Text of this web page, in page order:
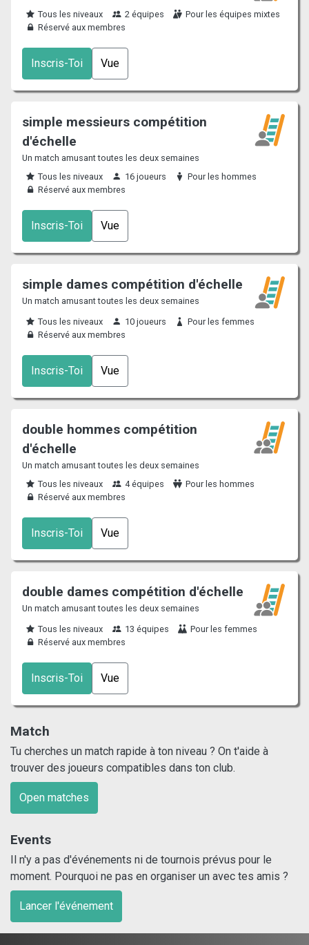
Tous les niveaux
2 équipes
Pour les équipes mixtes
Réservé aux membres
Inscris-Toi Vue
simple messieurs compétition
d'échelle
Un match amusant toutes les deux semaines
Tous les niveaux
16 joueurs
Pour les hommes
Réservé aux membres
Inscris-Toi Vue
simple dames compétition d'échelle
Un match amusant toutes les deux semaines
Tous les niveaux
10 joueurs
Pour les femmes
Réservé aux membres
Inscris-Toi Vue
double hommes compétition
d'échelle
Un match amusant toutes les deux semaines
Tous les niveaux
4 équipes
Pour les hommes
Réservé aux membres
Inscris-Toi Vue
double dames compétition d'échelle
Un match amusant toutes les deux semaines
Tous les niveaux
13 équipes
Pour les femmes
Réservé aux membres
Inscris-Toi Vue
Match
Tu cherches un match rapide à ton niveau ? On t'aide à
trouver des joueurs compatibles dans ton club.
Open matches
Events
Il n'y a pas d'événements ni de tournois prévus pour le
moment. Pourquoi ne pas en organiser un avec tes amis ?
Lancer l'événement